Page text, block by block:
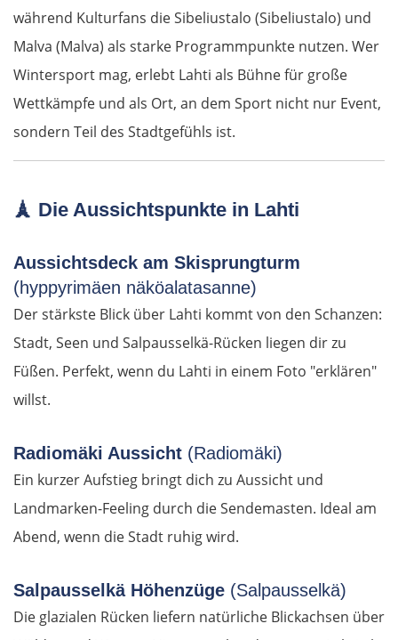
während Kulturfans die Sibeliustalo (Sibeliustalo) und
Malva (Malva) als starke Programmpunkte nutzen. Wer
Wintersport mag, erlebt Lahti als Bühne für große
Wettkämpfe und als Ort, an dem Sport nicht nur Event,
sondern Teil des Stadtgefühls ist.
🗼 Die Aussichtspunkte in Lahti
Aussichtsdeck am Skisprungturm
(hyppyrimäen näköalatasanne)
Der stärkste Blick über Lahti kommt von den Schanzen:
Stadt, Seen und Salpausselkä-Rücken liegen dir zu
Füßen. Perfekt, wenn du Lahti in einem Foto "erklären"
willst.
Radiomäki Aussicht (Radiomäki)
Ein kurzer Aufstieg bringt dich zu Aussicht und
Landmarken-Feeling durch die Sendemasten. Ideal am
Abend, wenn die Stadt ruhig wird.
Salpausselkä Höhenzüge (Salpausselkä)
Die glazialen Rücken liefern natürliche Blickachsen über
Bilbao
Donostia-San Sebastián
Frankreich Nord
Dax
Mont-de-Marsan
Bordeaux
La Roche-sur-Yon
Nantes
Avranches